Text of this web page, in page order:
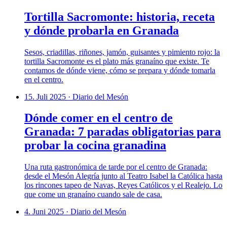
Tortilla Sacromonte: historia, receta
y dónde probarla en Granada
Sesos, criadillas, riñones, jamón, guisantes y pimiento rojo: la
tortilla Sacromonte es el plato más granaíno que existe. Te
contamos de dónde viene, cómo se prepara y dónde tomarla
en el centro.
15. Juli 2025 · Diario del Mesón
Dónde comer en el centro de
Granada: 7 paradas obligatorias para
probar la cocina granadina
Una ruta gastronómica de tarde por el centro de Granada:
desde el Mesón Alegría junto al Teatro Isabel la Católica hasta
los rincones tapeo de Navas, Reyes Católicos y el Realejo. Lo
que come un granaíno cuando sale de casa.
4. Juni 2025 · Diario del Mesón